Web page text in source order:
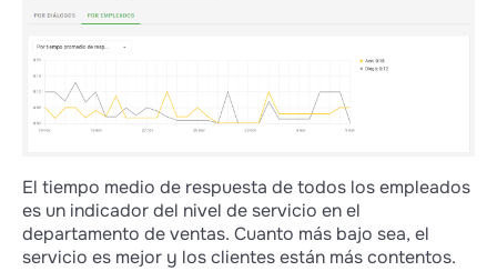
El tiempo medio de respuesta de todos los empleados
es un indicador del nivel de servicio en el
departamento de ventas. Cuanto más bajo sea, el
servicio es mejor y los clientes están más contentos.